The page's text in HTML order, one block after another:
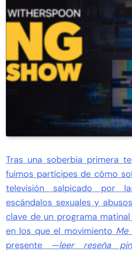
Tras una soberbia primera
fuimos partícipes de cómo
televisión salpicado por
escándalos sexuales y
clave de un programa
en los que el movimiento Me
presente —leer reseña